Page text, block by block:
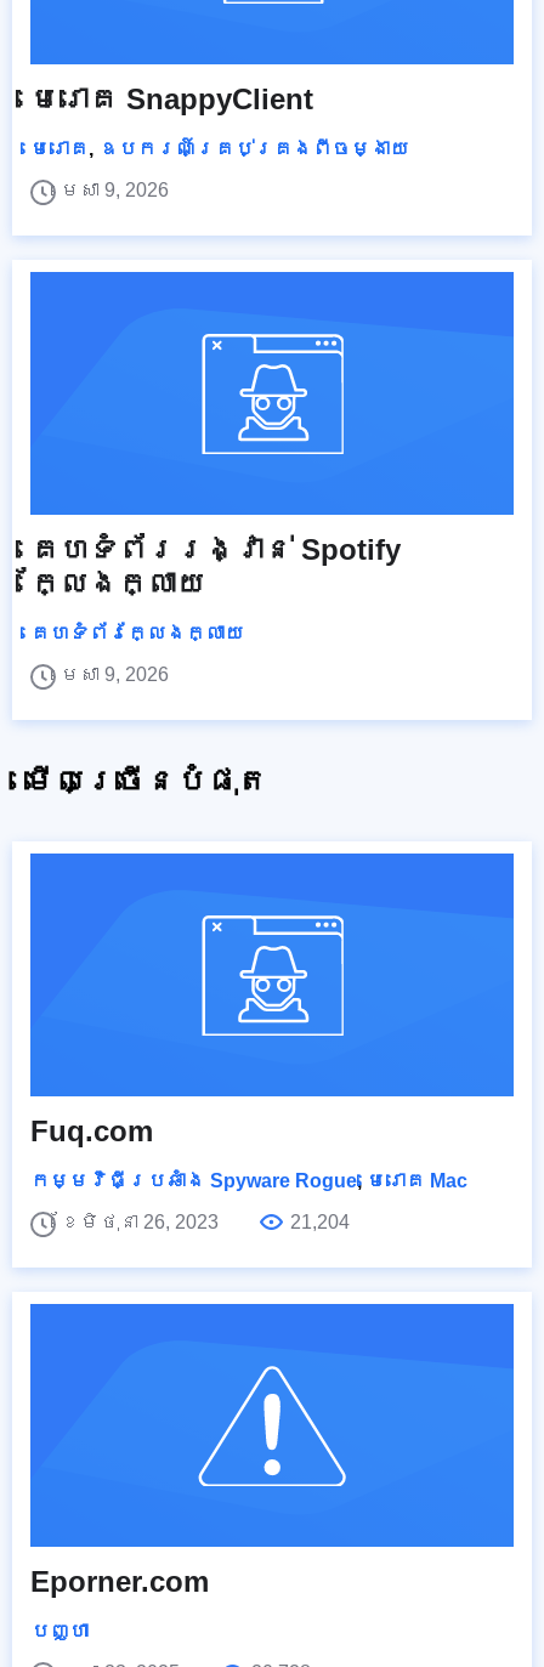
មេរោគ SnappyClient
មេរោគ , ឧបករណ៍គ្រប់គ្រងពីចម្ងាយ
មេសា 9, 2026
គេហទំព័ររង្វាន់ Spotify
ក្លែងក្លាយ
គេហទំព័រក្លែងក្លាយ
មេសា 9, 2026
មើលច្រើនបំផុត
Fuq.com
កម្មវិធីប្រឆាំង Spyware Rogue, មេរោគ Mac
ខែមិថុនា 26, 2023
21,204
Eporner.com
បញ្ហា